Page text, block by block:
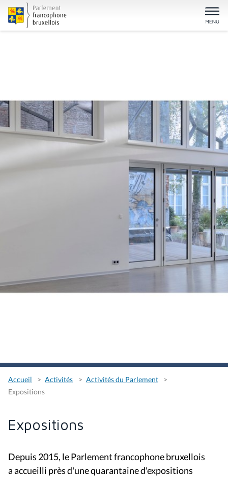
Accueil Activités
Activités du Parlement
Expositions
Expositions
Depuis 2015, le Parlement francophone bruxellois
a accueilli près d'une quarantaine d'expositions